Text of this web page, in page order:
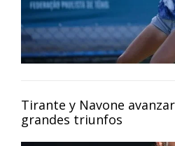
Tirante y Navone
grandes triunfos